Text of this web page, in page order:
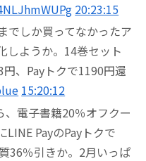
20:23:15
でしか買ってなかったア
しようか。14巻セット
、Payトクで1190円還
15:20:12
電子書籍20％オフクー
LINE PayのPayトクで
36％引きか。2月いっぱ